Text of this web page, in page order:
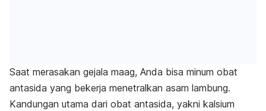
Saat merasakan gejala maag, Anda bisa minum obat
antasida yang bekerja menetralkan asam lambung.
Kandungan utama dari obat antasida, yakni kalsium